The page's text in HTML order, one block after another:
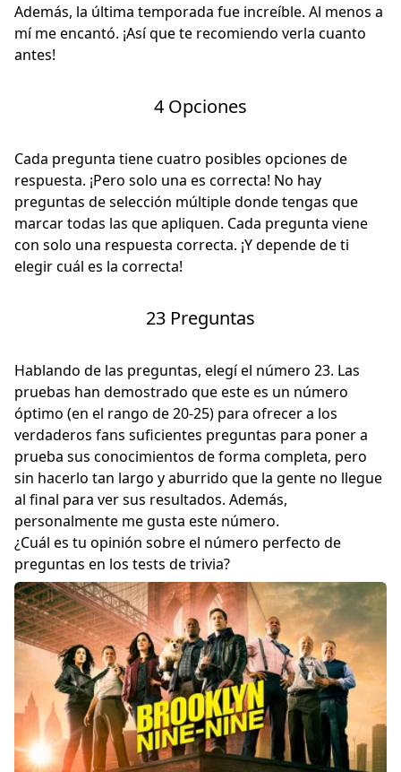
Además, la última temporada fue increíble. Al menos a
mí me encantó. ¡Así que te recomiendo verla cuanto
antes!
4 Opciones
Cada pregunta tiene cuatro posibles opciones de
respuesta. ¡Pero solo una es correcta! No hay
preguntas de selección múltiple donde tengas que
marcar todas las que apliquen. Cada pregunta viene
con solo una respuesta correcta. ¡Y depende de ti
elegir cuál es la correcta!
23 Preguntas
Hablando de las preguntas, elegí el número 23. Las
pruebas han demostrado que este es un número
óptimo (en el rango de 20-25) para ofrecer a los
verdaderos fans suficientes preguntas para poner a
prueba sus conocimientos de forma completa, pero
sin hacerlo tan largo y aburrido que la gente no llegue
al final para ver sus resultados. Además,
personalmente me gusta este número.
¿Cuál es tu opinión sobre el número perfecto de
preguntas en los tests de trivia?